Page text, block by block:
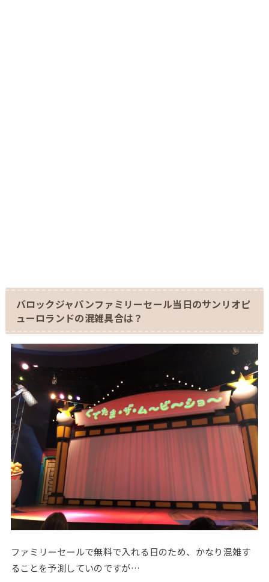
バロックジャパンファミリーセール当日のサンリオピ
ューロランドの混雑具合は？
ファミリーセールで無料で入れる日のため、かなり混雑す
ることを予測していのですが…